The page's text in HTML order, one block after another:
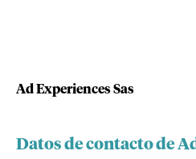
Ad Experiences Sas
Datos de contacto de